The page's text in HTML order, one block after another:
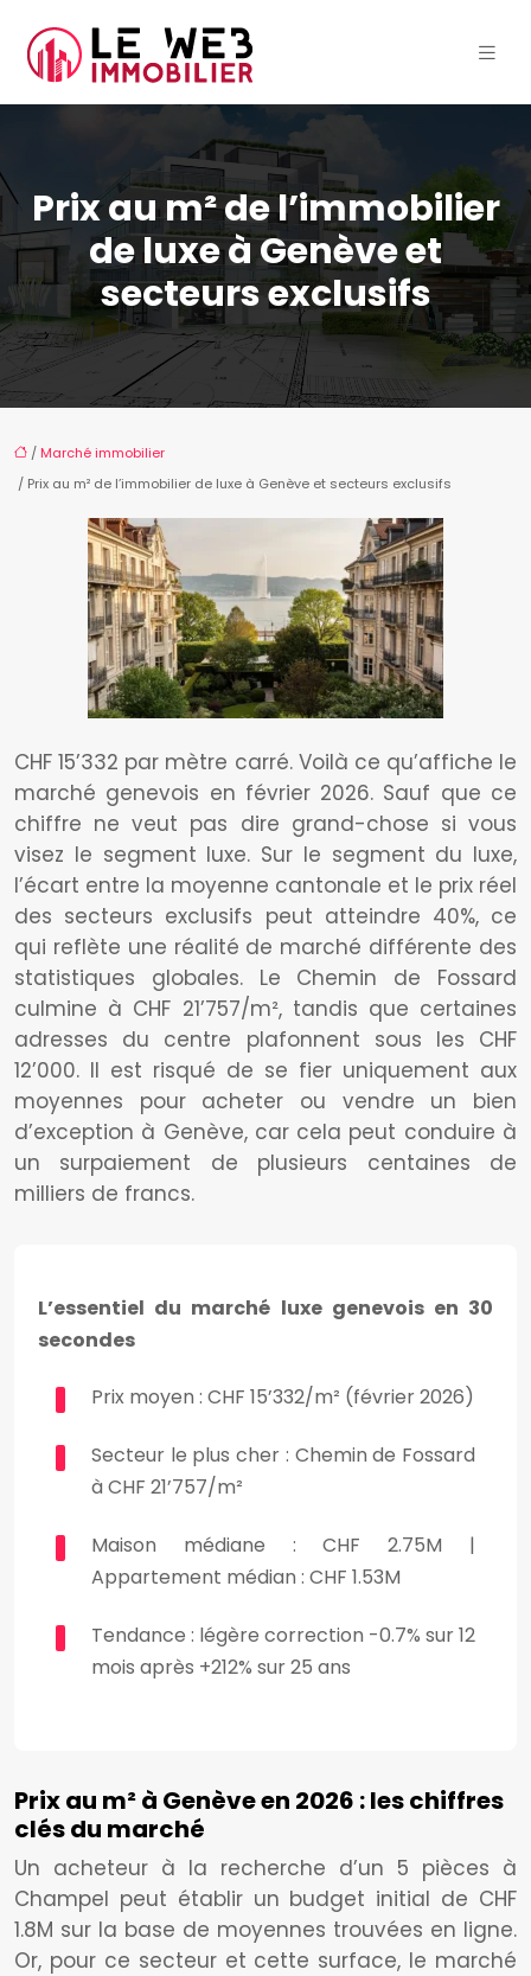
Prix au m² de l’immobilier
de luxe à Genève et
secteurs exclusifs
/ Marché immobilier
/ Prix au m² de l’immobilier de luxe à Genève et secteurs exclusifs
CHF 15’332 par mètre carré. Voilà ce qu’affiche le
marché genevois en février 2026. Sauf que ce
chiffre ne veut pas dire grand-chose si vous
visez le segment luxe. Sur le segment du luxe,
l’écart entre la moyenne cantonale et le prix réel
des secteurs exclusifs peut atteindre 40%, ce
qui reflète une réalité de marché différente des
statistiques globales. Le Chemin de Fossard
culmine à CHF 21’757/m², tandis que certaines
adresses du centre plafonnent sous les CHF
12’000. Il est risqué de se fier uniquement aux
moyennes pour acheter ou vendre un bien
d’exception à Genève, car cela peut conduire à
un surpaiement de plusieurs centaines de
milliers de francs.
L’essentiel du marché luxe genevois en 30
secondes
Prix moyen : CHF 15’332/m² (février 2026)
Secteur le plus cher : Chemin de Fossard
à CHF 21’757/m²
Maison médiane : CHF 2.75M |
Appartement médian : CHF 1.53M
Tendance : légère correction -0.7% sur 12
mois après +212% sur 25 ans
Prix au m² à Genève en 2026 : les chiffres
clés du marché
Un acheteur à la recherche d’un 5 pièces à
Champel peut établir un budget initial de CHF
1.8M sur la base de moyennes trouvées en ligne.
Or, pour ce secteur et cette surface, le marché